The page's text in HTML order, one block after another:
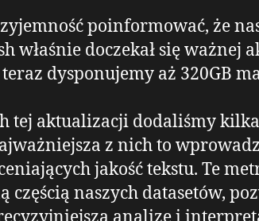
poinformować, że
właśnie doczekał się ważnej
dysponujemy aż 320GB
tej aktualizacji dodaliśmy
z nich to
jakość tekstu. Te
częścią naszych datasetów,